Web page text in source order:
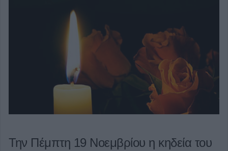
Την Πέμπτη 19 Νοεμβρίου η κηδεία του